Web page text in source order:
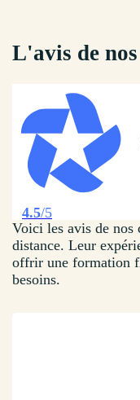
L'avis de nos
4.5/5
Voici les avis de nos
distance. Leur
offrir une formation
besoins.